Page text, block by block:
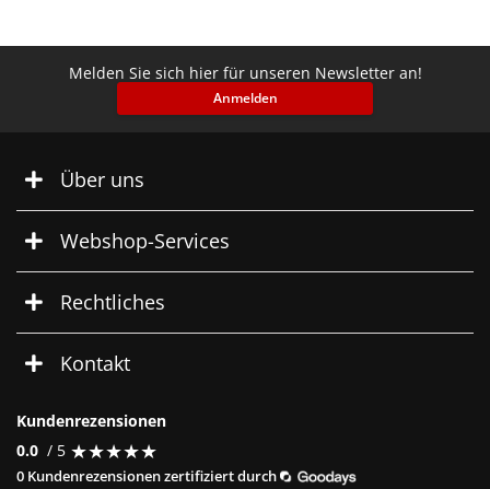
Melden Sie sich hier für unseren Newsletter an!
Anmelden
Über uns
Webshop-Services
Rechtliches
Kontakt
Kundenrezensionen
0.0 / 5 ★★★★★
★★★★★
0 Kundenrezensionen zertifiziert durch